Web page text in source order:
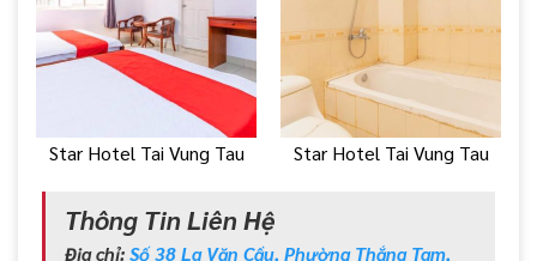
Star Hotel Tai Vung Tau Star Hotel Tai Vung Tau
Thông Tin Liên Hệ
Địa chỉ: Số 38 La Văn Cầu, Phường Thắng Tam,